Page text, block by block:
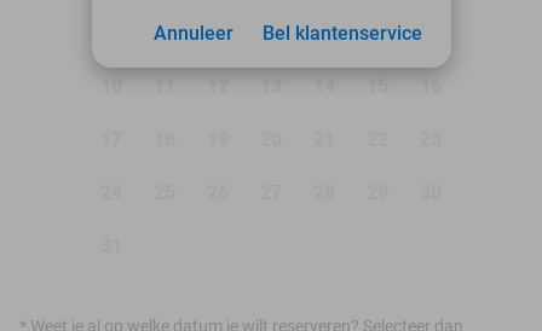
4 5 6 7 8
* Weet je al op welke datum je wilt reserveren? Selecteer dan
Bel klantenservice
Annuleer